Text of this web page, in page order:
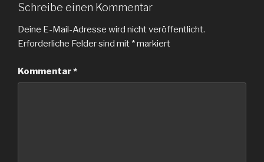
Schreibe einen Kommentar
Deine E-Mail-Adresse wird nicht veröffentlicht.
Erforderliche Felder sind mit *markiert
Kommentar*